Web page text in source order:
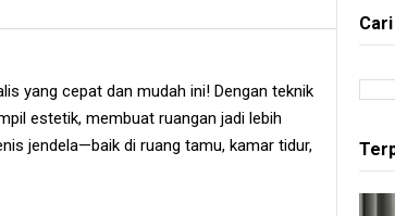
yang cepat dan mudah ini! Dengan teknik
estetik, membuat ruangan jadi lebih
jendela—baik di ruang tamu, kamar tidur,